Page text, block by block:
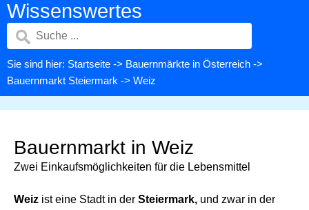
Wissenswertes
Sie sind hier: Startseite -> Bauernmärkte in Österreich ->
Bauernmarkt Steiermark -> Weiz
Bauernmarkt in Weiz
Zwei Einkaufsmöglichkeiten für die Lebensmittel
Weiz ist eine Stadt in der Steiermark, und zwar in der